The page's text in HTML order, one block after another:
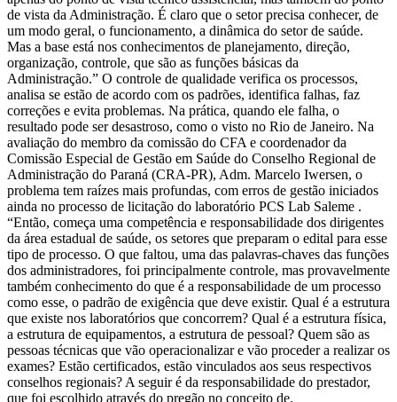
de vista da Administração. É claro que o setor precisa conhecer, de
um modo geral, o funcionamento, a dinâmica do setor de saúde.
Mas a base está nos conhecimentos de planejamento, direção,
organização, controle, que são as funções básicas da
Administração.” O controle de qualidade verifica os processos,
analisa se estão de acordo com os padrões, identifica falhas, faz
correções e evita problemas. Na prática, quando ele falha, o
resultado pode ser desastroso, como o visto no Rio de Janeiro. Na
avaliação do membro da comissão do CFA e coordenador da
Comissão Especial de Gestão em Saúde do Conselho Regional de
Administração do Paraná (CRA-PR), Adm. Marcelo Iwersen, o
problema tem raízes mais profundas, com erros de gestão iniciados
ainda no processo de licitação do laboratório PCS Lab Saleme .
“Então, começa uma competência e responsabilidade dos dirigentes
da área estadual de saúde, os setores que preparam o edital para esse
tipo de processo. O que faltou, uma das palavras-chaves das funções
dos administradores, foi principalmente controle, mas provavelmente
também conhecimento do que é a responsabilidade de um processo
como esse, o padrão de exigência que deve existir. Qual é a estrutura
que existe nos laboratórios que concorrem? Qual é a estrutura física,
a estrutura de equipamentos, a estrutura de pessoal? Quem são as
pessoas técnicas que vão operacionalizar e vão proceder a realizar os
exames? Estão certificados, estão vinculados aos seus respectivos
conselhos regionais? A seguir é da responsabilidade do prestador,
que foi escolhido através do pregão no conceito de,